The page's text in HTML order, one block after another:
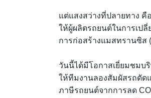
แต่แสงสว่างที่ปลายทาง คื
ให้ผู้ผลิตรถยนต์ในการเป
การก่อสร้างแมสทรานซิส
วันนี้ได้มีโอกาสเยี่ยมชมบ
ให้ทีมงานลองสัมผัสรถดัด
ภาษีรถยนต์จากการลด